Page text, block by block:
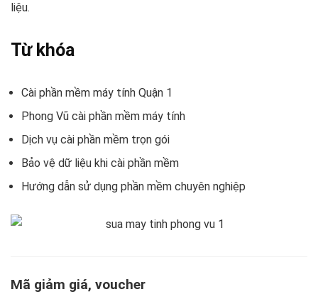
liệu.
Từ khóa
Cài phần mềm máy tính Quận 1
Phong Vũ cài phần mềm máy tính
Dịch vụ cài phần mềm trọn gói
Bảo vệ dữ liệu khi cài phần mềm
Hướng dẫn sử dụng phần mềm chuyên nghiệp
Mã giảm giá, voucher